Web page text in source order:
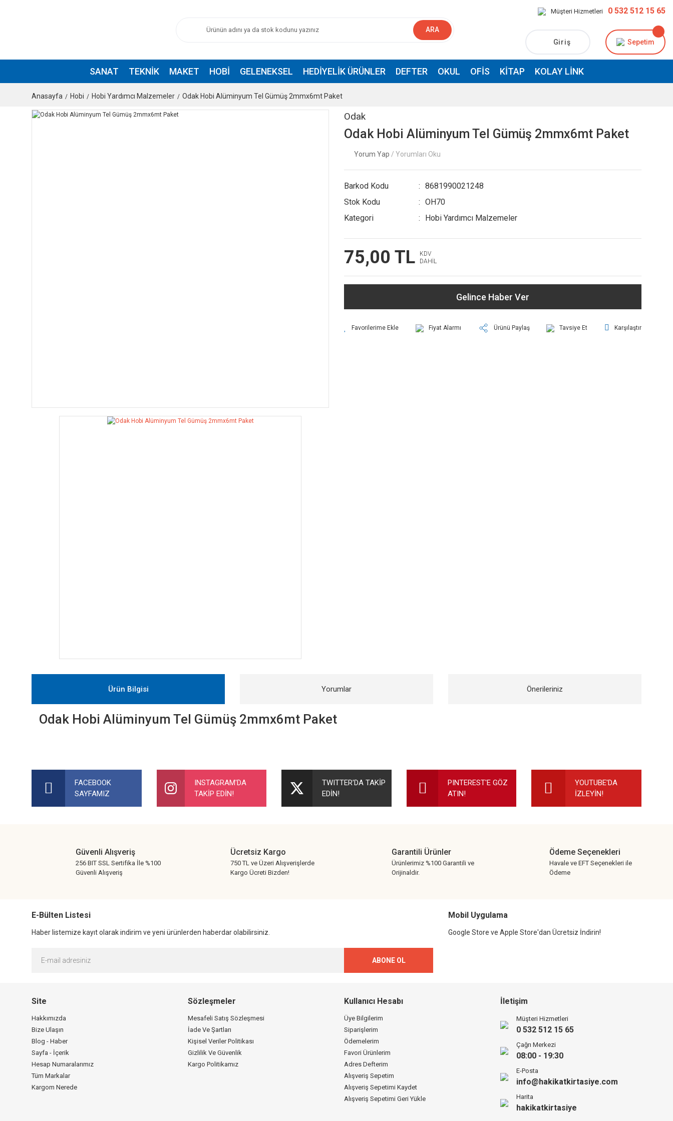
ARA
Müşteri Hizmetleri 0 532 512 15 65
Giriş Sepetim
SANAT TEKNIK MAKET HOBI GELENEKSEL HEDIYELIK ÜRÜNLER DEFTER OKUL OFIS KITAP KOLAY LINK
Anasayfa Hobi Hobi Yardımcı Malzemeler Odak Hobi Alüminyum Tel Gümüş 2mmx6mt Paket
Odak
Odak Hobi Alüminyum Tel Gümüş 2mmx6mt Paket
Yorum Yap / Yorumları Oku
Barkod Kodu
8681990021248
Stok Kodu
OH70
Kategori
Hobi Yardımcı Malzemeler
75,00 TL
KDV
DAHİL
Gelince Haber Ver
Fiyat Alarmı Ürünü Paylaş Tavsiye Et Karşılaştır
Ürün Bilgisi Yorumlar Önerileriniz
Odak Hobi Alüminyum Tel Gümüş 2mmx6mt Paket
Bu ürüne ilk yorumu siz yapın!
Bu ürüne benzer farklı alternatifler olmalı.
FACEBOOK
SAYFAMIZ
INSTAGRAM'DA
TAKİP EDİN!
TWITTER'DA TAKİP
EDİN!
PINTEREST'E GÖZ
ATIN!
YOUTUBE'DA
İZLEYİN!
Güvenli Alışveriş
256 BIT SSL Sertifika İle %100
Güvenli Alışveriş
Ücretsiz Kargo
750 TL ve Üzeri Alışverişlerde
Kargo Ücreti Bizden!
Garantili Ürünler
Ürünlerimiz %100 Garantili ve
Orijinaldir.
Ödeme Seçenekleri
Havale ve EFT Seçenekleri ile
Ödeme
E-Bülten Listesi
Haber listemize kayıt olarak indirim ve yeni ürünlerden haberdar olabilirsiniz.
ABONE OL
Mobil Uygulama
Google Store ve Apple Store'dan Ücretsiz İndirin!
Site
Hakkımızda
Bize Ulaşın
Blog - Haber
Sayfa - İçerik
Hesap Numaralarımız
Tüm Markalar
Kargom Nerede
Sözleşmeler
Mesafeli Satış Sözleşmesi
İade Ve Şartları
Kişisel Veriler Politikası
Gizlilik Ve Güvenlik
Kargo Politikamız
Kullanıcı Hesabı
Üye Bilgilerim
Siparişlerim
Ödemelerim
Favori Ürünlerim
Adres Defterim
Alışveriş Sepetim
Alışveriş Sepetimi Kaydet
Alışveriş Sepetimi Geri Yükle
İletişim
Müşteri Hizmetleri
0 532 512 15 65
Çağrı Merkezi
08:00 - 19:30
E-Posta
info@hakikatkirtasiye.com
Harita
hakikatkirtasiye